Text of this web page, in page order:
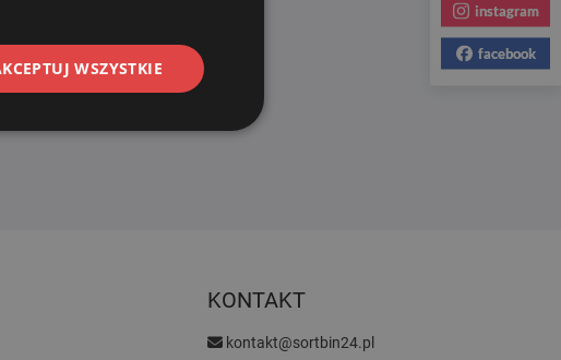
KONTAKT
kontakt@sortbin24.pl
instagram
facebook
WSZYSTKIE